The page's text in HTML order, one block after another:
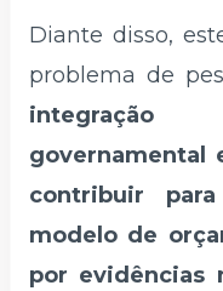
Diante disso,
problema de
integração
governamental
contribuir
modelo de
por evidências